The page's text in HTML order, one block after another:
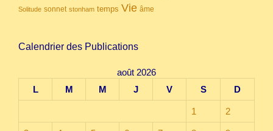
Solitude sonnet stonham temps Vie âme
Calendrier des Publications
août 2026
L
M M J V S D
1 2